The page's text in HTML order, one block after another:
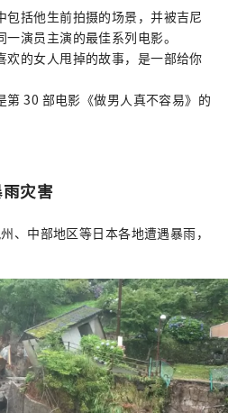
包括他生前拍摄的场景，并被吉尼
演员主演的最佳系列电影。
欢的女人甩掉的故事，是一部给你
第 30 部电影《做男人真不容易》的
灾害
、中部地区等日本各地遭遇暴雨，